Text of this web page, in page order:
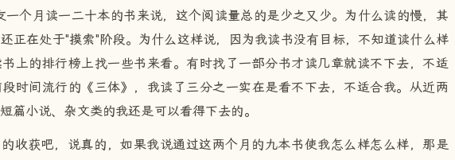
一个月读一二十本的书来说，这个阅读量总的是少之又少。为什么读的慢，其
正在处于"摸索"阶段。为什么这样说，因为我读书没有目标，不知道读什么样
上的排行榜上找一些书来看。有时找了一部分书才读几章就读不下去，不适
时间流行的《三体》，我读了三分之一实在是看不下去，不适合我。从近两
篇小说、杂文类的我还是可以看得下去的。
收获吧，说真的，如果我说通过这两个月的九本书使我怎么样怎么样，那是